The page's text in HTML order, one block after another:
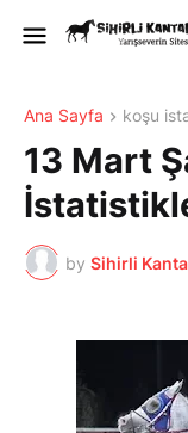
Ana Sayfa koşu
13 Mart
by Sihirli